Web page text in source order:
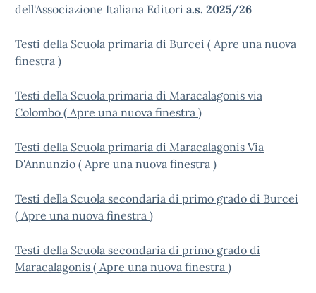
dell'Associazione Italiana Editori a.s. 2025/26
Testi della Scuola primaria di Burcei ( Apre una nuova
finestra )
Testi della Scuola primaria di Maracalagonis via
Colombo ( Apre una nuova finestra )
Testi della Scuola primaria di Maracalagonis Via
D'Annunzio ( Apre una nuova finestra )
Testi della Scuola secondaria di primo grado di Burcei
( Apre una nuova finestra )
Testi della Scuola secondaria di primo grado di
Maracalagonis ( Apre una nuova finestra )